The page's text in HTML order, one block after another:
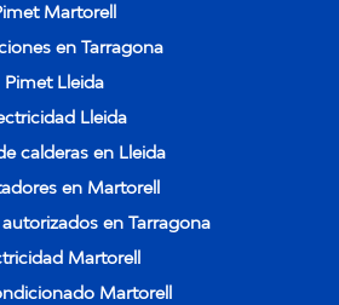
Martorell
en Tarragona
Pimet Lleida
Lleida
calderas en Lleida
en Martorell
en Tarragona
Martorell
Martorell